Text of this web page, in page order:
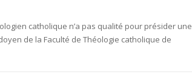
catholique n’a pas qualité pour présider une
de la Faculté de Théologie catholique de